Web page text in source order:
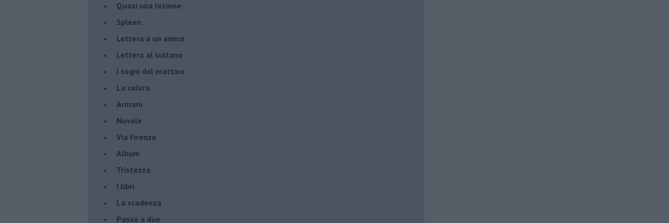
Quasi una lezione
Spleen
Lettera a un amico
Lettera al sultano
I sogni del mattino
La calura
Armani
Nuvole
Via Firenze
Album
Tristezza
I libri
La scadenza
Passo a due